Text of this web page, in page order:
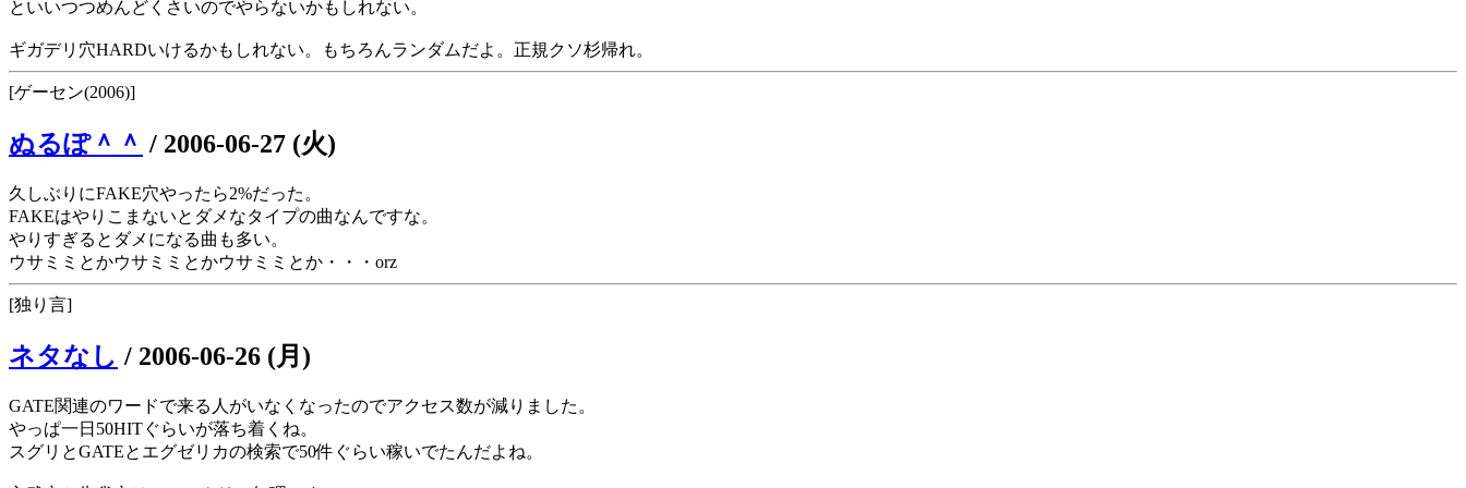
といいつつめんどくさいのでやらないかもしれない。
ギガデリ穴HARDいけるかもしれない。もちろんランダムだよ。正規クソ杉帰れ。
[ゲーセン(2006)]
ぬるぽ＾＾ / 2006-06-27 (火)
久しぶりにFAKE穴やったら2%だった。
FAKEはやりこまないとダメなタイプの曲なんですな。
やりすぎるとダメになる曲も多い。
ウサミミとかウサミミとかウサミミとか・・・orz
[独り言]
ネタなし / 2006-06-26 (月)
GATE関連のワードで来る人がいなくなったのでアクセス数が減りました。
やっぱ一日50HITぐらいが落ち着くね。
スグリとGATEとエグゼリカの検索で50件ぐらい稼いでたんだよね。